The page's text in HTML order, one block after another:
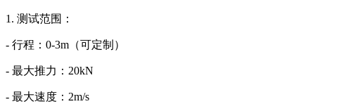
1. 测试范围：
- 行程：0-3m（可定制）
- 最大推力：20kN
- 最大速度：2m/s